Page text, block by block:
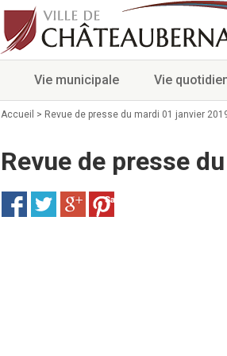
Vie municipale Vie
Accueil > Revue de presse du mardi 01 janvier
Revue de presse
Save